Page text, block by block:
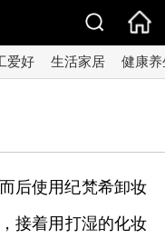
爱好 生活家居 健康养
后使用纪梵希卸妆
接着用打湿的化妆